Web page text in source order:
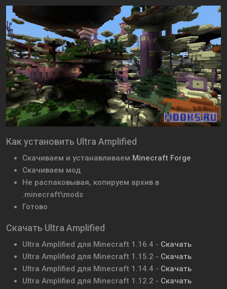
Как установить Ultra Amplified
Скачиваем и устанавливаем Minecraft Forge
Скачиваем мод
Не распаковывая, копируем архив в
.minecraft\mods
Готово
Скачать Ultra Amplified
Ultra Amplified для Minecraft 1.16.4 - Скачать
Ultra Amplified для Minecraft 1.15.2 - Скачать
Ultra Amplified для Minecraft 1.14.4 - Скачать
Ultra Amplified для Minecraft 1.12.2 - Скачать